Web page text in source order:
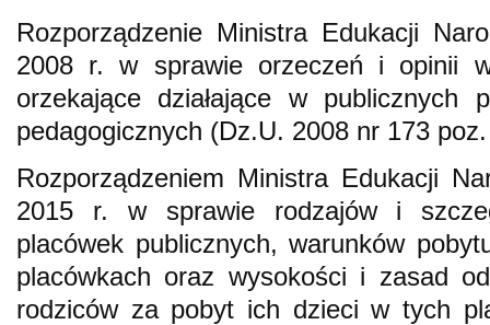
Rozporządzenie Ministra Edukacji
2008 r. w sprawie orzeczeń i opinii
orzekające działające w publicznych
pedagogicznych (Dz.U. 2008 nr 173
Rozporządzeniem Ministra Edukacji
2015 r. w sprawie rodzajów i
placówek publicznych, warunków
placówkach oraz wysokości i zasad
rodziców za pobyt ich dzieci w tych